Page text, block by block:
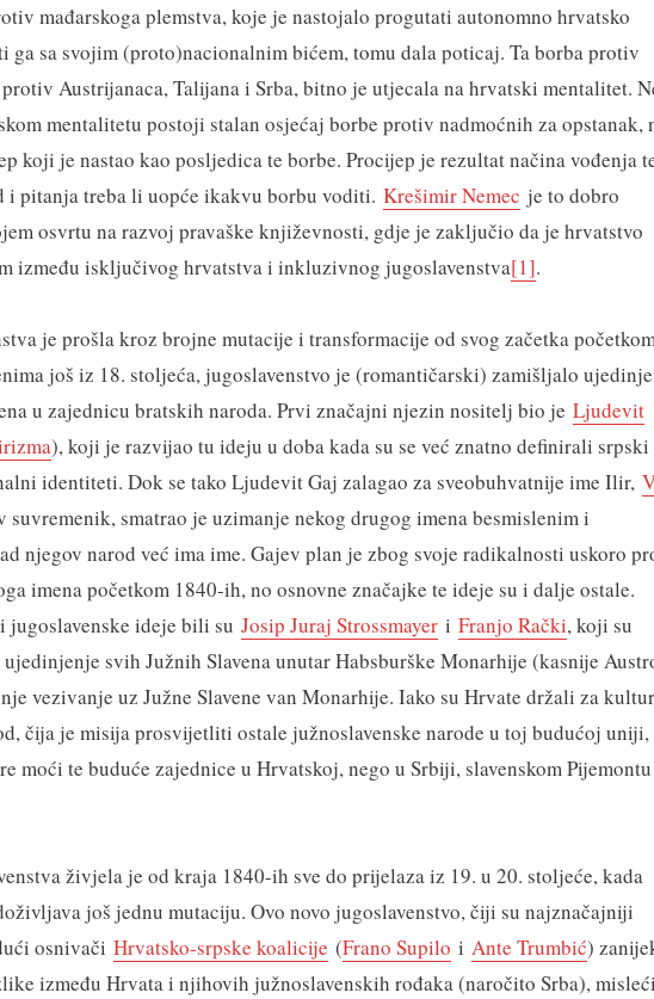
mađarskoga plemstva, koje je nastojalo progutati autonomno hrvatsko
ga sa svojim (proto)nacionalnim bićem, tomu dala poticaj. Ta borba protiv
Austrijanaca, Talijana i Srba, bitno je utjecala na hrvatski mentalitet.
mentalitetu postoji stalan osjećaj borbe protiv nadmoćnih za opstanak,
koji je nastao kao posljedica te borbe. Procijep je rezultat načina vođenja
i pitanja treba li uopće ikakvu borbu voditi. Krešimir Nemec je to dobro
osvrtu na razvoj pravaške književnosti, gdje je zaključio da je hrvatstvo
između isključivog hrvatstva i inkluzivnog jugoslavenstva[1].
je prošla kroz brojne mutacije i transformacije od svog začetka
još iz 18. stoljeća, jugoslavenstvo je (romantičarski) zamišljalo
u zajednicu bratskih naroda. Prvi značajni njezin nositelj bio je Ljudevit
), koji je razvijao tu ideju u doba kada su se već znatno definirali srpski
identiteti. Dok se tako Ljudevit Gaj zalagao za sveobuhvatnije ime Ilir,
suvremenik, smatrao je uzimanje nekog drugog imena besmislenim i
njegov narod već ima ime. Gajev plan je zbog svoje radikalnosti uskoro
imena početkom 1840-ih, no osnovne značajke te ideje su i dalje ostale.
ideje bili su Josip Juraj Strossmayer i Franjo Rački, koji su
svih Južnih Slavena unutar Habsburške Monarhije (kasnije
vezivanje uz Južne Slavene van Monarhije. Iako su Hrvate držali za
čija je misija prosvijetliti ostale južnoslavenske narode u toj budućoj uniji,
moći te buduće zajednice u Hrvatskoj, nego u Srbiji, slavenskom
živjela je od kraja 1840-ih sve do prijelaza iz 19. u 20. stoljeće, kada
još jednu mutaciju. Ovo novo jugoslavenstvo, čiji su najznačajniji
osnivači Hrvatsko-srpske koalicije (Frano Supilo i Ante Trumbić)
između Hrvata i njihovih južnoslavenskih rođaka (naročito Srba),